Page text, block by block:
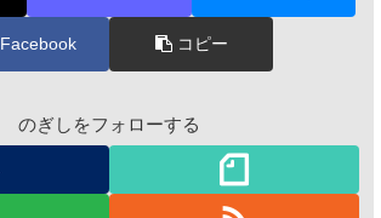
Facebook コピー
のぎしをフォローする